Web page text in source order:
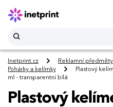
Inetprint.cz Reklamní předměty
Pohárky a kelímky
Plastový
ml - transparentní bílá
Plastový